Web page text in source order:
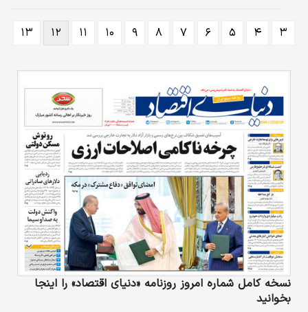
۳ ۴ ۵ ۶ ۷ ۸ ۹ ۱۰ ۱۱ ۱۲ ۱۳
نسخه کامل شماره امروز روزنامه «دنیای‌ اقتصاد» را اینجا
بخوانید